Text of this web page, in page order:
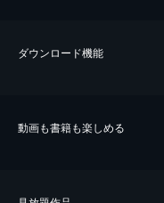
ダウンロード機能
動画も書籍も楽しめる